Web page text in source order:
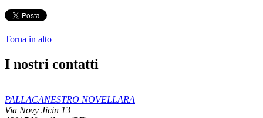
Torna in alto
I nostri contatti
PALLACANESTRO NOVELLARA
Via Novy Jicin 13